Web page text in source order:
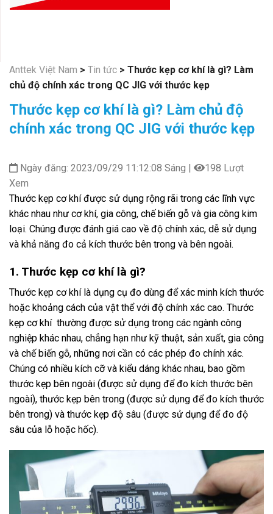
Anttek Việt Nam > Tin tức > Thước kẹp cơ khí là gì? Làm
chủ độ chính xác trong QC JIG với thước kẹp
Thước kẹp cơ khí là gì? Làm chủ độ
chính xác trong QC JIG với thước kẹp
Ngày đăng: 2023/09/29 11:12:08 Sáng |
198 Lượt
Xem
Thước kẹp cơ khí được sử dụng rộng rãi trong các lĩnh vực
khác nhau như cơ khí, gia công, chế biến gỗ và gia công kim
loại. Chúng được đánh giá cao về độ chính xác, dễ sử dụng
và khả năng đo cả kích thước bên trong và bên ngoài.
1. Thước kẹp cơ khí là gì?
Thước kẹp cơ khí là dụng cụ đo dùng để xác minh kích thước
hoặc khoảng cách của vật thể với độ chính xác cao. Thước
kẹp cơ khí thường được sử dụng trong các ngành công
nghiệp khác nhau, chẳng hạn như kỹ thuật, sản xuất, gia công
và chế biến gỗ, những nơi cần có các phép đo chính xác.
Chúng có nhiều kích cỡ và kiểu dáng khác nhau, bao gồm
thước kẹp bên ngoài (được sử dụng để đo kích thước bên
ngoài), thước kẹp bên trong (được sử dụng để đo kích thước
bên trong) và thước kẹp độ sâu (được sử dụng để đo độ
sâu của lỗ hoặc hốc).